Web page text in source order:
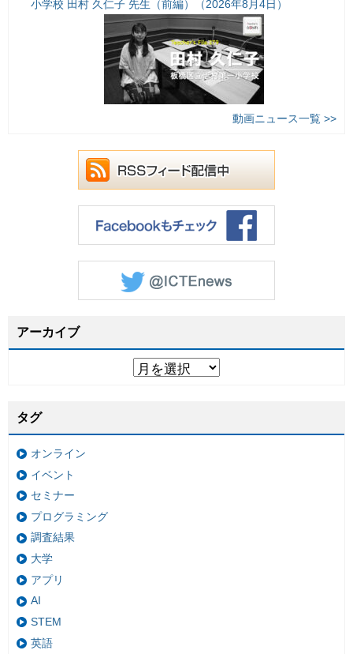
小学校 田村 久仁子 先生（前編）（2026年8月4日）
動画ニュース一覧 >>
アーカイブ
タグ
オンライン
イベント
セミナー
プログラミング
調査結果
大学
アプリ
AI
STEM
英語